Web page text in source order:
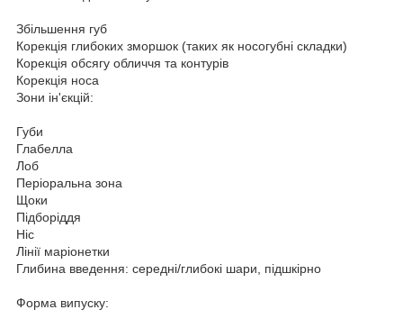
Збільшення губ
Корекція глибоких зморшок (таких як носогубні складки)
Корекція обсягу обличчя та контурів
Корекція носа
Зони ін'єкцій:
Губи
Глабелла
Лоб
Періоральна зона
Щоки
Підборіддя
Ніс
Лінії маріонетки
Глибина введення: середні/глибокі шари, підшкірно
Форма випуску: